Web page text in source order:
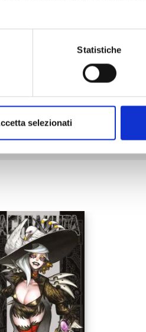
Statistiche
selezionati
Mostra tutto